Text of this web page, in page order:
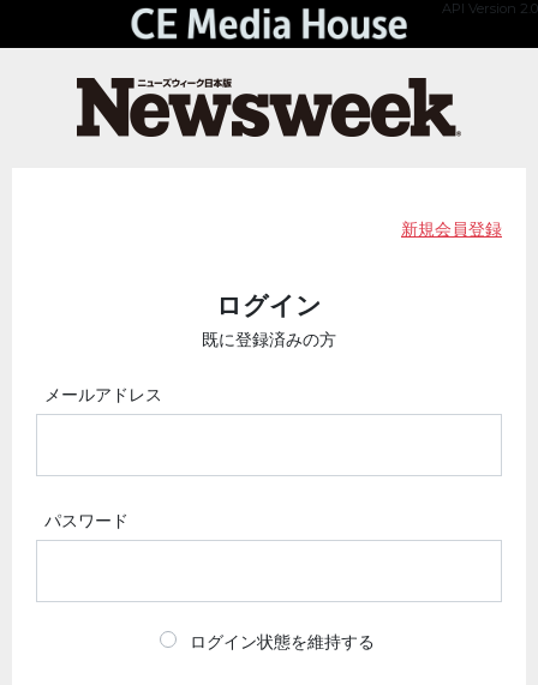
API Version 2.0
新規会員登録
ログイン
既に登録済みの方
メールアドレス
パスワード
ログイン状態を維持する